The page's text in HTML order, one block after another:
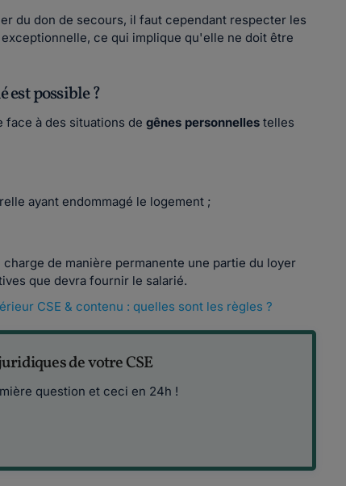
du don de secours, il faut cependant respecter les
ce qui implique qu'elle ne doit être
est possible ?
face à des situations degênes personnelles telles
ayant endommagé le logement ;
de manière permanente une partie du loyer
que devra fournir le salarié.
CSE & contenu : quelles sont les règles ?
de votre CSE
question et ceci en 24h !